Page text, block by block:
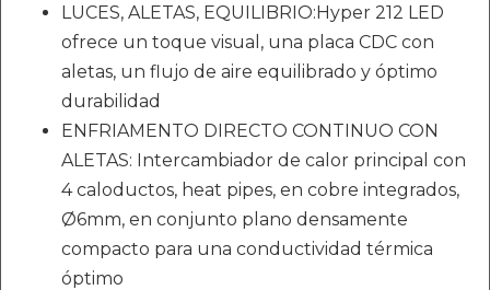
LUCES, ALETAS, EQUILIBRIO:Hyper 212 LED
ofrece un toque visual, una placa CDC con
aletas, un flujo de aire equilibrado y óptimo
durabilidad
ENFRIAMENTO DIRECTO CONTINUO CON
ALETAS: Intercambiador de calor principal con
4 caloductos, heat pipes, en cobre integrados,
Ø6mm, en conjunto plano densamente
compacto para una conductividad térmica
óptimo